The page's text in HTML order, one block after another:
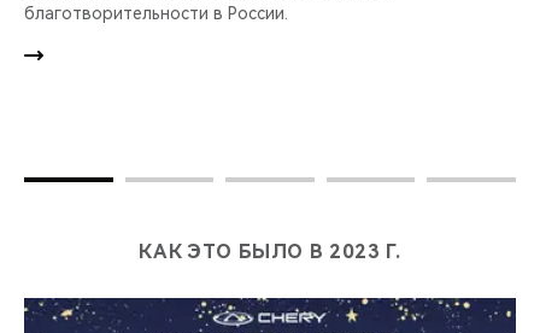
благотворительности в России.
КАК ЭТО БЫЛО В 2023 Г.